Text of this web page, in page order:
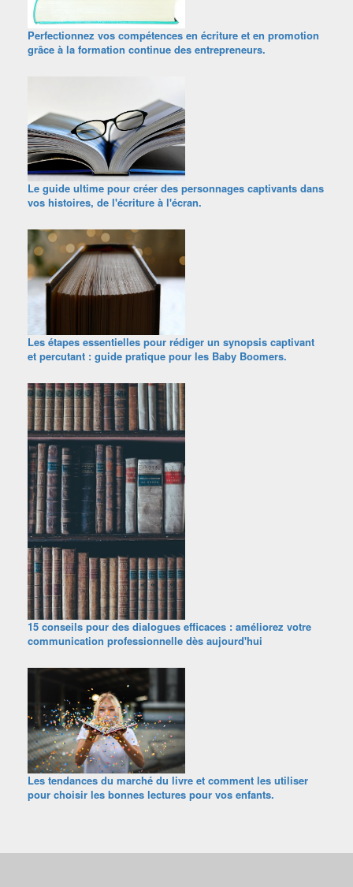
Perfectionnez vos compétences en écriture et en promotion
grâce à la formation continue des entrepreneurs.
Le guide ultime pour créer des personnages captivants dans
vos histoires, de l'écriture à l'écran.
Les étapes essentielles pour rédiger un synopsis captivant
et percutant : guide pratique pour les Baby Boomers.
15 conseils pour des dialogues efficaces : améliorez votre
communication professionnelle dès aujourd'hui
Les tendances du marché du livre et comment les utiliser
pour choisir les bonnes lectures pour vos enfants.